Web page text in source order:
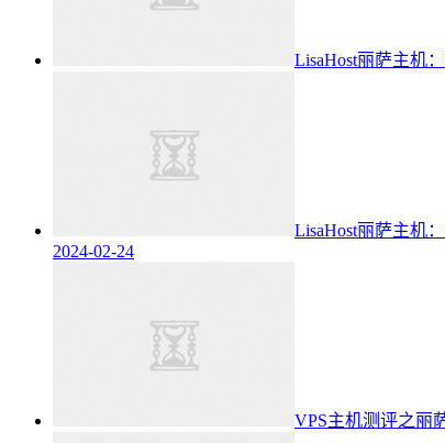
LisaHost丽萨主机
LisaHost丽萨主机
2024-02-24
VPS主机测评之丽